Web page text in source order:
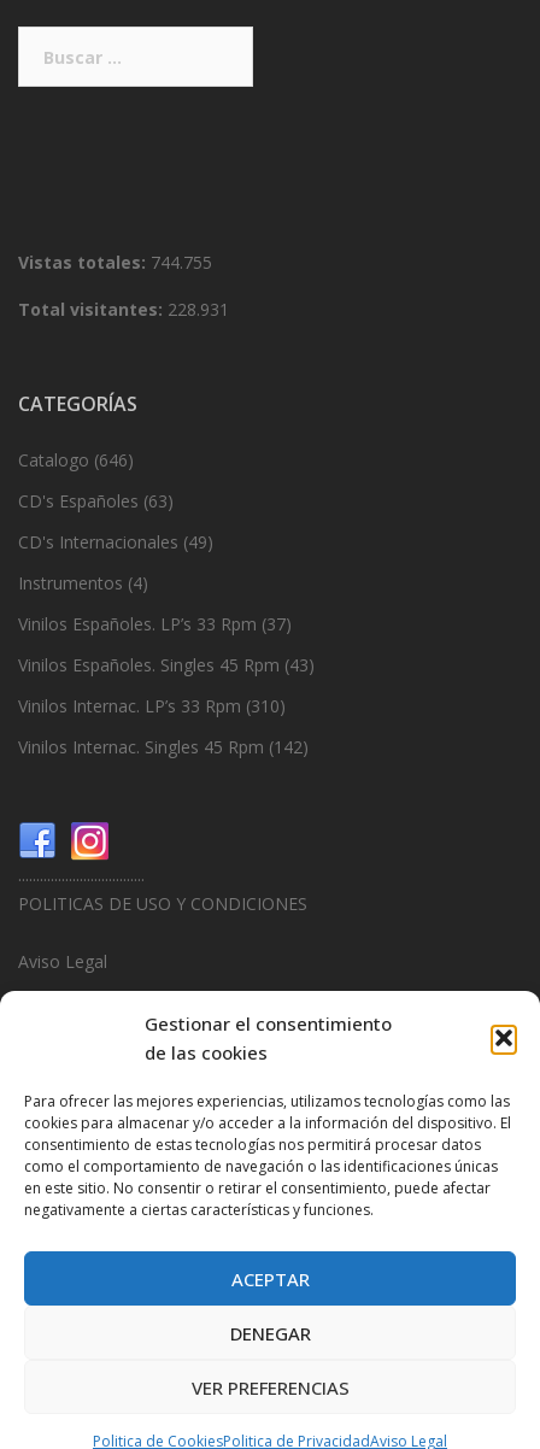
Gestionar el consentimiento
de las cookies
Para ofrecer las mejores experiencias, utilizamos tecnologías como las
cookies para almacenar y/o acceder a la información del dispositivo. El
consentimiento de estas tecnologías nos permitirá procesar datos
como el comportamiento de navegación o las identificaciones únicas
en este sitio. No consentir o retirar el consentimiento, puede afectar
negativamente a ciertas características y funciones.
ACEPTAR
DENEGAR
VER PREFERENCIAS
Politica de CookiesPolitica de PrivacidadAviso Legal
Vistas totales: 744.755
Total visitantes: 228.931
CATEGORÍAS
Catalogo (646)
CD's Españoles (63)
CD's Internacionales (49)
Instrumentos (4)
Vinilos Españoles. LP’s 33 Rpm (37)
Vinilos Españoles. Singles 45 Rpm (43)
Vinilos Internac. LP’s 33 Rpm (310)
Vinilos Internac. Singles 45 Rpm (142)
...................................
POLITICAS DE USO Y CONDICIONES
Aviso Legal
Politica de Privacidad
...................................
Design & Promotions ByHitred.com
Proudly powered by WordPress |Theme:Very Simple Start